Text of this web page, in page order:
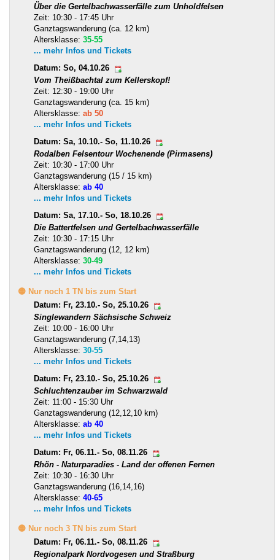
Über die Gertelbachwasserfälle zum Unholdfelsen
Zeit: 10:30 - 17:45 Uhr
Ganztagswanderung (ca. 12 km)
Altersklasse: 35-55
... mehr Infos und Tickets
Datum: So, 04.10.26
Vom Theißbachtal zum Kellerskopf!
Zeit: 12:30 - 19:00 Uhr
Ganztagswanderung (ca. 15 km)
Altersklasse: ab 50
... mehr Infos und Tickets
Datum: Sa, 10.10.- So, 11.10.26
Rodalben Felsentour Wochenende (Pirmasens)
Zeit: 10:30 - 17:00 Uhr
Ganztagswanderung (15 / 15 km)
Altersklasse: ab 40
... mehr Infos und Tickets
Datum: Sa, 17.10.- So, 18.10.26
Die Battertfelsen und Gertelbachwasserfälle
Zeit: 10:30 - 17:15 Uhr
Ganztagswanderung (12, 12 km)
Altersklasse: 30-49
... mehr Infos und Tickets
🟡 Nur noch 1 TN bis zum Start
Datum: Fr, 23.10.- So, 25.10.26
Singlewandern Sächsische Schweiz
Zeit: 10:00 - 16:00 Uhr
Ganztagswanderung (7,14,13)
Altersklasse: 30-55
... mehr Infos und Tickets
Datum: Fr, 23.10.- So, 25.10.26
Schluchtenzauber im Schwarzwald
Zeit: 11:00 - 15:30 Uhr
Ganztagswanderung (12,12,10 km)
Altersklasse: ab 40
... mehr Infos und Tickets
Datum: Fr, 06.11.- So, 08.11.26
Rhön - Naturparadies - Land der offenen Fernen
Zeit: 10:30 - 16:30 Uhr
Ganztagswanderung (16,14,16)
Altersklasse: 40-65
... mehr Infos und Tickets
🟡 Nur noch 3 TN bis zum Start
Datum: Fr, 06.11.- So, 08.11.26
Regionalpark Nordvogesen und Straßburg